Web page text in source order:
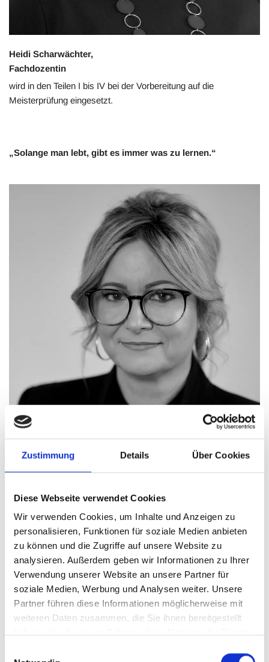
Zustimmung Details Über Cookies
Diese Webseite verwendet Cookies
Wir verwenden Cookies, um Inhalte und Anzeigen zu
personalisieren, Funktionen für soziale Medien anbieten
zu können und die Zugriffe auf unsere Website zu
analysieren. Außerdem geben wir Informationen zu Ihrer
Verwendung unserer Website an unsere Partner für
soziale Medien, Werbung und Analysen weiter. Unsere
Partner führen diese Informationen möglicherweise mit
weiteren Daten zusammen, die Sie ihnen bereitgestellt
Heidi Scharwächter,
Fachdozentin
wird in den Teilen I bis IV bei der Vorbereitung auf die
Meisterprüfung eingesetzt.
„Solange man lebt, gibt es immer was zu lernen.“
Simone Döbeli,
Fachdozentin
Meisterprüfung eingesetzt.
„Nicht die Menschen, die immer gewinnen sind die
stärksten, sondern die die niemals aufgeben.“